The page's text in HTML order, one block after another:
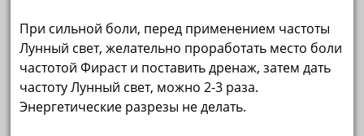
При сильной боли, перед применением частоты
Лунный свет, желательно проработать место боли
частотой Фираст и поставить дренаж, затем дать
частоту Лунный свет, можно 2-3 раза.
Энергетические разрезы не делать.